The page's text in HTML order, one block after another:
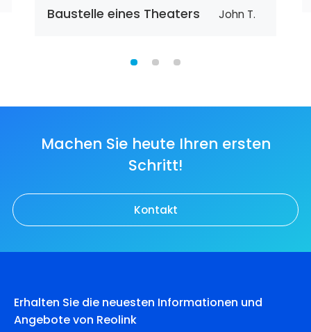
Baustelle eines Theaters John T.
Machen Sie heute Ihren ersten
Schritt!
Kontakt
Erhalten Sie die neuesten Informationen und
Angebote von Reolink